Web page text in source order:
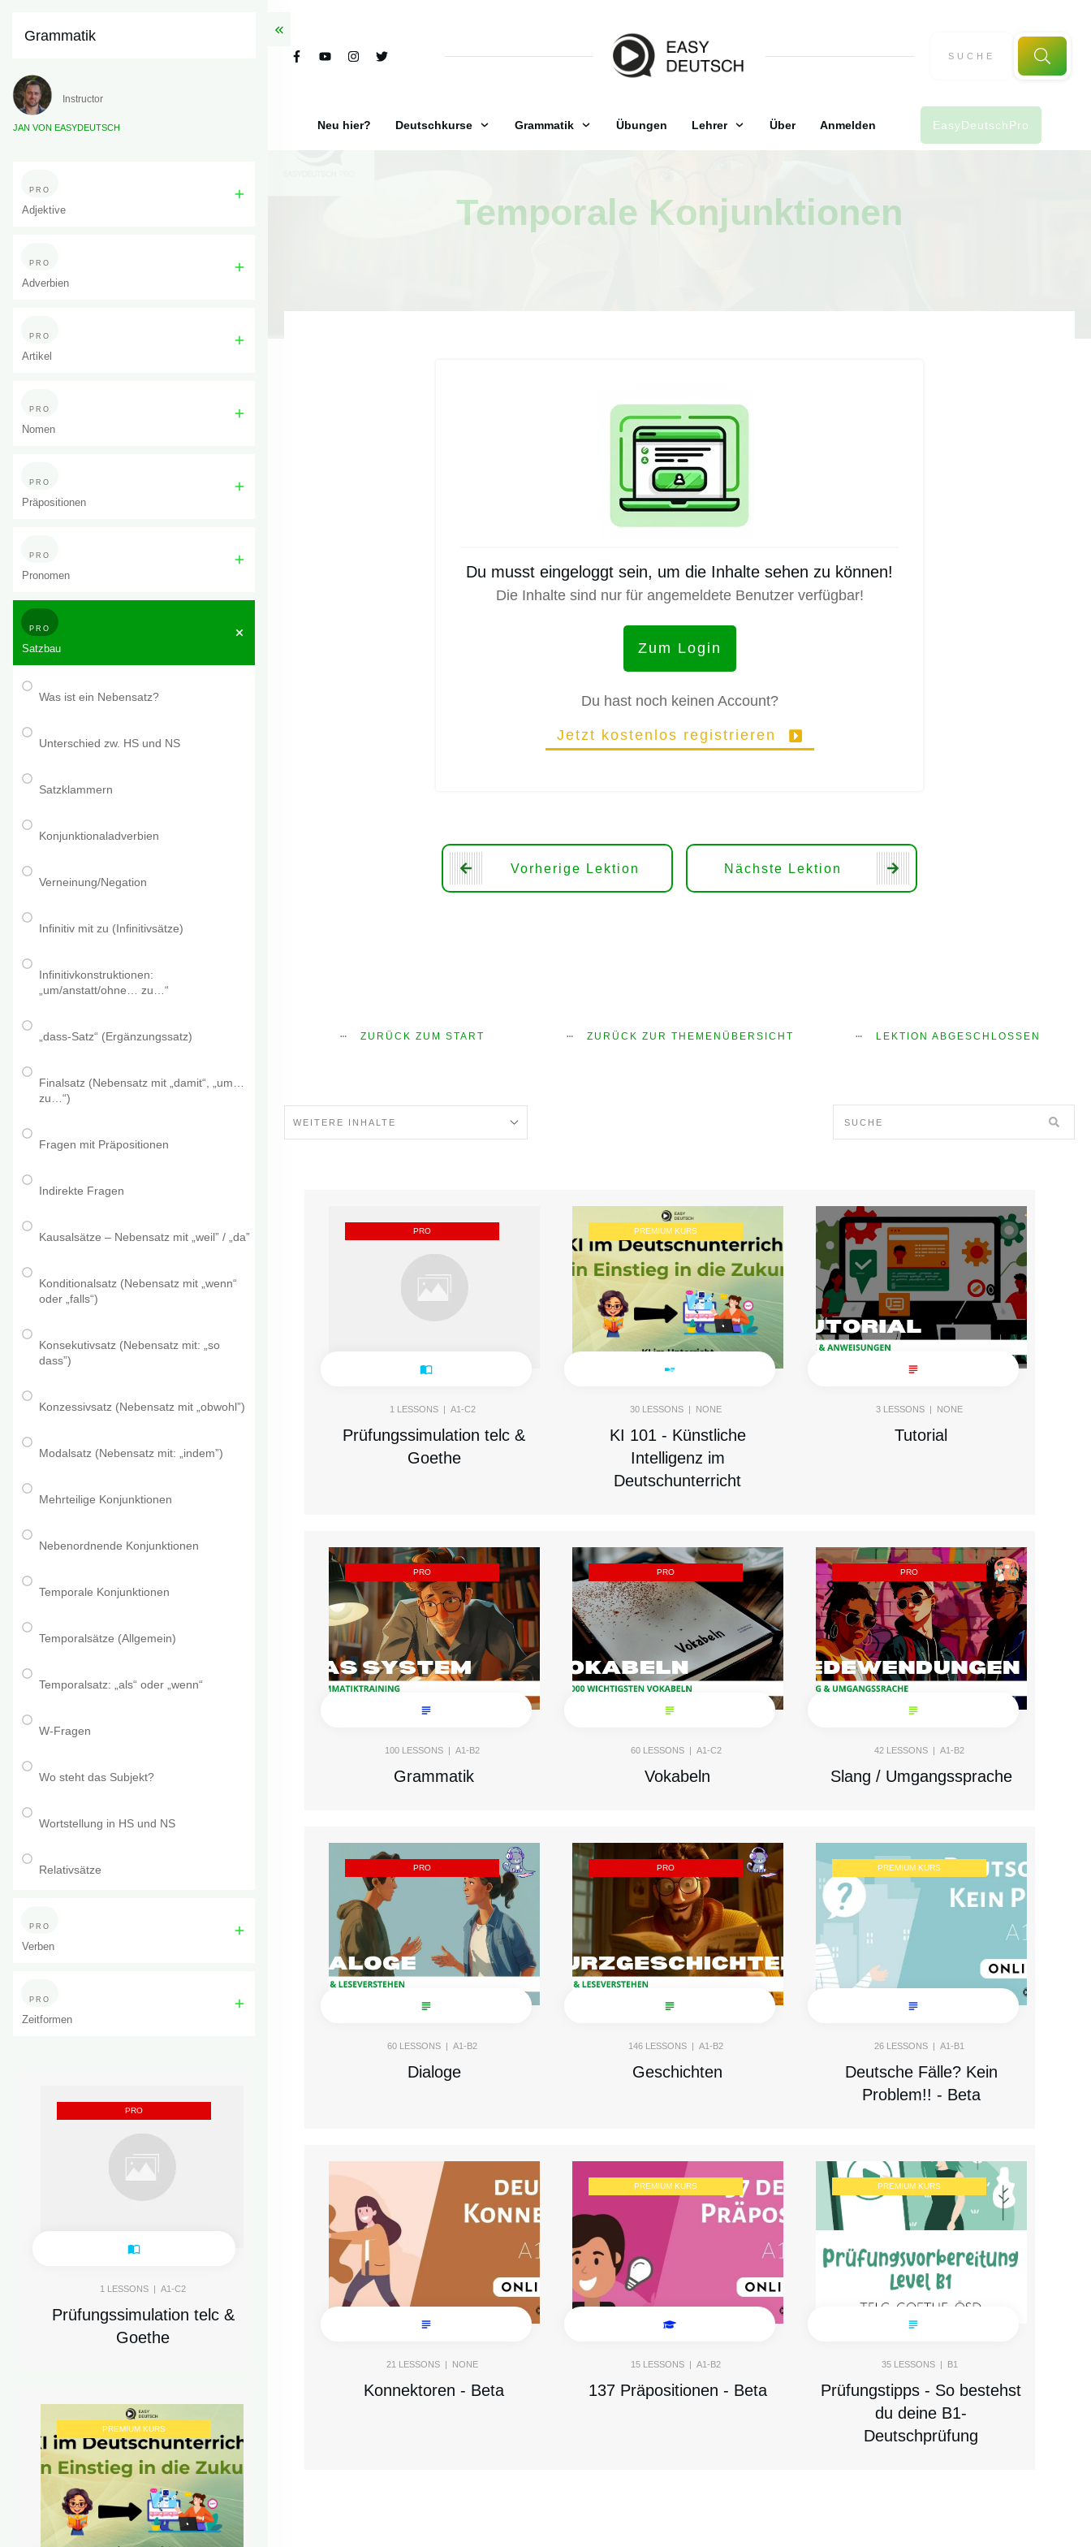
Neu hier? Deutschkurse Grammatik Übungen Lehrer Über Anmelden EasyDeutschPro
Temporale Konjunktionen
Du musst eingeloggt sein, um die Inhalte sehen zu können!
Die Inhalte sind nur für angemeldete Benutzer verfügbar!
Zum Login
Du hast noch keinen Account?
Jetzt kostenlos registrieren
Vorherige Lektion Nächste Lektion
ZURÜCK ZUM START ZURÜCK ZUR THEMENÜBERSICHT LEKTION ABGESCHLOSSEN
WEITERE INHALTE
PRO
1 LESSONS | A1-C2
Prüfungssimulation telc &
Goethe
PREMIUM KURS
30 LESSONS | NONE
KI 101 - Künstliche
Intelligenz im
Deutschunterricht
3 LESSONS | NONE
Tutorial
PRO
100 LESSONS |A1-B2
Grammatik
PRO
60LESSONS | A1-C2
Vokabeln
PRO
42 LESSONS |A1-B2
Slang / Umgangssprache
PRO
60 LESSONS |A1-B2
Dialoge
PRO
146 LESSONS |A1-B2
Geschichten
PREMIUM KURS
26 LESSONS |A1-B1
Deutsche Fälle? Kein
Problem!! - Beta
21 LESSONS | NONE
Konnektoren - Beta
PREMIUM KURS
15 LESSONS |A1-B2
137 Präpositionen - Beta
PREMIUM KURS
35LESSONS | B1
Prüfungstipps - So bestehst
du deine B1-
Deutschprüfung
Grammatik
Instructor
JAN VON EASYDEUTSCH
PRO
Adjektive
PRO
Adverbien
PRO
Artikel
PRO
Nomen
PRO
Präpositionen
PRO
Pronomen
PRO
Satzbau
Was ist ein Nebensatz?
Unterschied zw. HS und NS
Satzklammern
Konjunktionaladverbien
Verneinung/Negation
Infinitiv mit zu (Infinitivsätze)
Infinitivkonstruktionen:
„um/anstatt/ohne… zu…“
„dass-Satz“ (Ergänzungssatz)
Finalsatz (Nebensatz mit „damit“, „um…
zu…“)
Fragen mit Präpositionen
Indirekte Fragen
Kausalsätze – Nebensatz mit „weil” / „da”
Konditionalsatz (Nebensatz mit „wenn“
oder „falls“)
Konsekutivsatz (Nebensatz mit: „so
dass”)
Konzessivsatz (Nebensatz mit „obwohl”)
Modalsatz (Nebensatz mit: „indem”)
Mehrteilige Konjunktionen
Nebenordnende Konjunktionen
Temporale Konjunktionen
Temporalsätze (Allgemein)
Temporalsatz: „als“ oder „wenn“
W-Fragen
Wo steht das Subjekt?
Wortstellung in HS und NS
Relativsätze
PRO
Verben
PRO
Zeitformen
PRO
1 LESSONS | A1-C2
Prüfungssimulation telc &
Goethe
PREMIUM KURS